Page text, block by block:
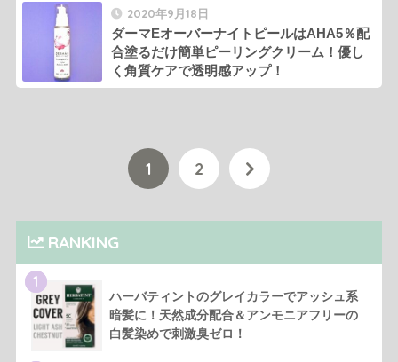
2020年9月18日
ダーマEオーバーナイトピールはAHA5％配
合塗るだけ簡単ピーリングクリーム！優し
く角質ケアで透明感アップ！
1 2
RANKING
1
ハーバティントのグレイカラーでアッシュ系
暗髪に！天然成分配合＆アンモニアフリーの
白髪染めで刺激臭ゼロ！